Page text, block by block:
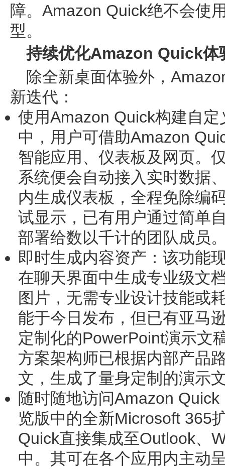
障。Amazon Quick绝不会使
型。
持续优化Amazon Quick体
除全新桌面体验外，
新迭代：
使用Amazon Quick构建自定
中，用户可借助Amazon
智能应用、仪表板及网页。
系统便会自动接入实时数据
内生成仪表板，全程免除编
试显示，已有用户通过简单
部署给数以千计的团队成员
即时生成内容资产： 该功能
在聊天界面中生成专业级文
图片，无需专业设计技能或
能于今日发布，但已有亚马
定制化的PowerPoint演示文
方案架构师已根据内部产品
文，生成了量身定制的演示
随时随地访问Amazon Quick
览版中的全新Microsoft 365
Quick直接集成至Outlook、
中。其可在各个应用内主动